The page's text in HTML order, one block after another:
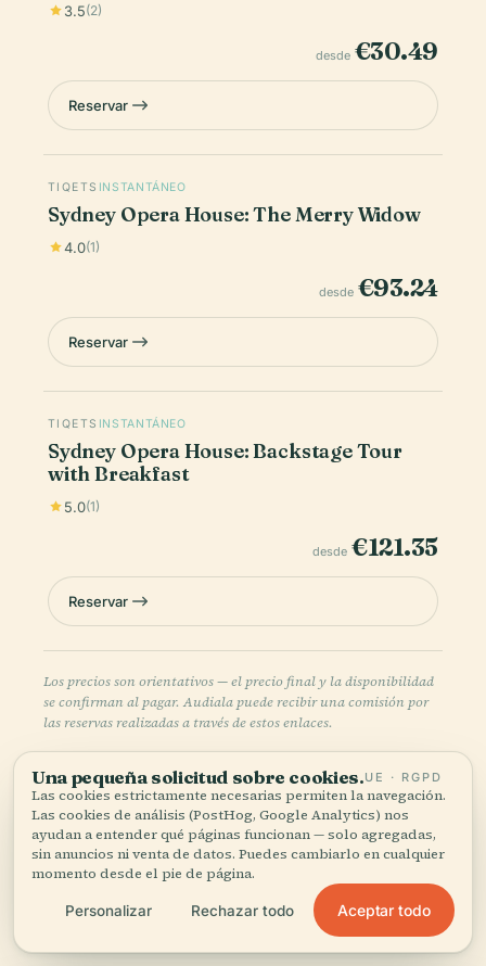
3.5(2)
desde €30.49
Reservar
TIQETS INSTANTÁNEO
Sydney Opera House: The Merry Widow
4.0(1)
desde €93.24
Reservar
TIQETS INSTANTÁNEO
Sydney Opera House: Backstage Tour
with Breakfast
5.0(1)
desde €121.35
Reservar
Los precios son orientativos — el precio final y la disponibilidad
se confirman al pagar. Audiala puede recibir una comisión por
las reservas realizadas a través de estos enlaces.
Escucha la historia completa en la app
Una pequeña solicitud sobre cookies.UE · RGPD
Las cookies estrictamente necesarias permiten la navegación.
Las cookies de análisis (PostHog, Google Analytics) nos
ayudan a entender qué páginas funcionan — solo agregadas,
sin anuncios ni venta de datos. Puedes cambiarlo en cualquier
momento desde el pie de página.
Personalizar Rechazar todo Aceptar todo